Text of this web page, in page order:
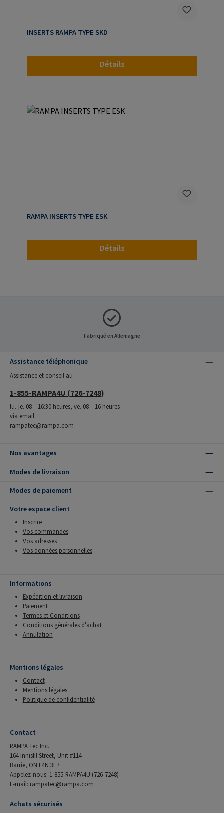
INSERTS RAMPA TYPE SKD
Détails
RAMPA INSERTS TYPE ESK
Détails
Fabriqué en Allemagne
Assistance téléphonique
Assistance et conseil au :
1-855-RAMPA4U (726-7248)
lu.-je. 08 – 16:30 heures, ve. 08 – 16 heures
via email
rampatec@rampa.com
Nos avantages
Modes de livraison
Modes de paiement
Votre espace client
Inscrire
Vos commandes
Vos adresses
Vos données personnelles
Informations
Expédition et livraison
Paiement
Termes et Conditions
Conditions générales d'achat
Annulation
Mentions légales
Contact
Mentions légales
Politique de confidentialité
Contact
RAMPA Tec Inc.
164 Innisfil Street, Unit #114
Barrie, ON L4N 3E7
Appelez-nous: 1-855-RAMPA4U (726-7248)
E-mail: rampatec@rampa.com
Achats sécurisés